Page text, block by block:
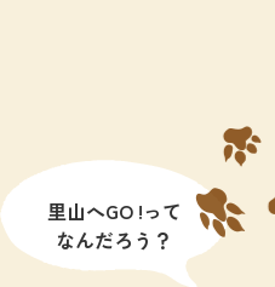
里山へGO !って
なんだろう？